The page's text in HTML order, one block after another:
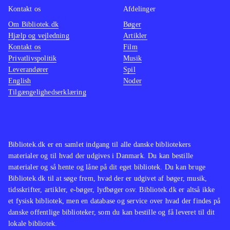
nemt gameplay, som kan
gennemføres på en aften eller to.
Både grafikken og
baggrundsmusikken understøtter
middelalderatmosfæren fint, men
imponerer hverken mht. animation
eller variation. Gameplayet og
samspillet mellem de varierede
opgaver er velfungerende og
fængende. PEGI 3 .
Adventurespil til samme målgruppe
som fx:Nick Chase - a detective
storyPrincess Isabella - return of the
Bibliotek.dk er en samlet indgang til alle danske bibliotekers
materialer og til hvad der udgives i Danmark. Du kan bestille
materialer og så hente og låne på dit eget bibliotek. Du kan bruge
Bibliotek.dk til at søge frem, hvad der er udgivet af bøger, musik,
tidsskrifter, artikler, e-bøger, lydbøger osv. Bibliotek.dk er altså ikke
et fysisk bibliotek, men en database og service over hvad der findes på
danske offentlige biblioteker, som du kan bestille og få leveret til dit
lokale bibliotek.
Kontakt os
Om Bibliotek.dk
Hjælp og vejledning
Kontakt os
Privatlivspolitik
Leverandører
English
Tilgængelighedserklæring
Afdelinger
Bøger
Artikler
Film
Musik
Spil
Noder